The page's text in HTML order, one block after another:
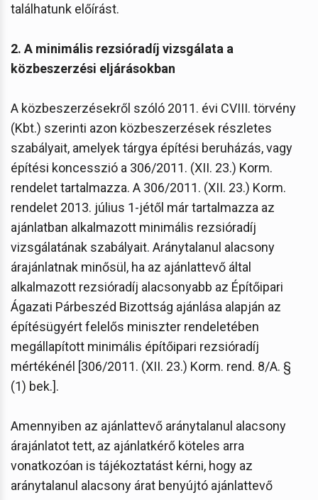
találhatunk előírást.
2. A minimális rezsióradíj vizsgálata a
közbeszerzési eljárásokban
A közbeszerzésekről szóló 2011. évi CVIII. törvény
(Kbt.) szerinti azon közbeszerzések részletes
szabályait, amelyek tárgya építési beruházás, vagy
építési koncesszió a 306/2011. (XII. 23.) Korm.
rendelet tartalmazza. A 306/2011. (XII. 23.) Korm.
rendelet 2013. július 1-jétől már tartalmazza az
ajánlatban alkalmazott minimális rezsióradíj
vizsgálatának szabályait. Aránytalanul alacsony
árajánlatnak minősül, ha az ajánlattevő által
alkalmazott rezsióradíj alacsonyabb az Építőipari
Ágazati Párbeszéd Bizottság ajánlása alapján az
építésügyért felelős miniszter rendeletében
megállapított minimális építőipari rezsióradíj
mértékénél [306/2011. (XII. 23.) Korm. rend. 8/A. §
(1) bek.].
Amennyiben az ajánlattevő aránytalanul alacsony
árajánlatot tett, az ajánlatkérő köteles arra
vonatkozóan is tájékoztatást kérni, hogy az
aránytalanul alacsony árat benyújtó ajánlattevő